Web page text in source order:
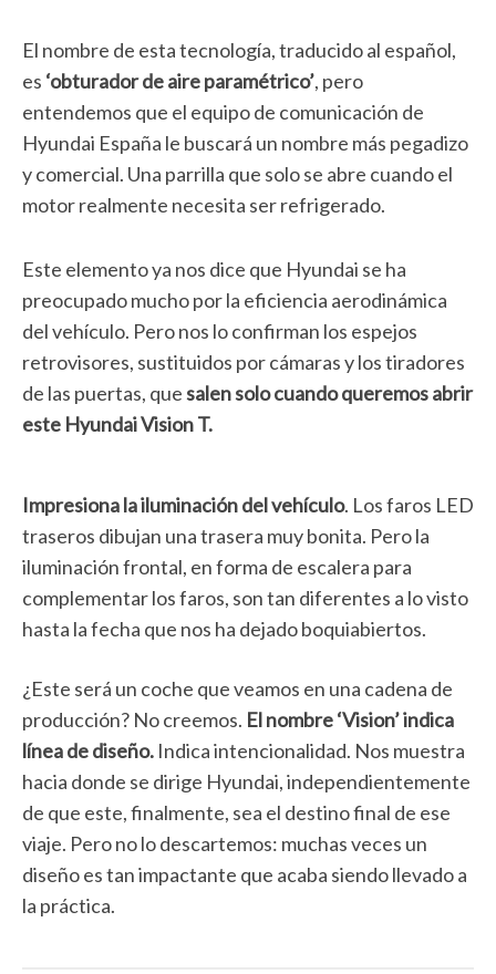
El nombre de esta tecnología, traducido al español,
es ‘obturador de aire paramétrico’, pero
entendemos que el equipo de comunicación de
Hyundai España le buscará un nombre más pegadizo
y comercial. Una parrilla que solo se abre cuando el
motor realmente necesita ser refrigerado.
Este elemento ya nos dice que Hyundai se ha
preocupado mucho por la eficiencia aerodinámica
del vehículo. Pero nos lo confirman los espejos
retrovisores, sustituidos por cámaras y los tiradores
de las puertas, quesalen solo cuando queremos abrir
este Hyundai Vision T.
Impresiona la iluminación del vehículo. Los faros LED
traseros dibujan una trasera muy bonita. Pero la
iluminación frontal, en forma de escalera para
complementar los faros, son tan diferentes a lo visto
hasta la fecha que nos ha dejado boquiabiertos.
¿Este será un coche que veamos en una cadena de
producción? No creemos. El nombre ‘Vision’ indica
línea de diseño. Indica intencionalidad. Nos muestra
hacia donde se dirige Hyundai, independientemente
de que este, finalmente, sea el destino final de ese
viaje. Pero no lo descartemos: muchas veces un
diseño es tan impactante que acaba siendo llevado a
la práctica.